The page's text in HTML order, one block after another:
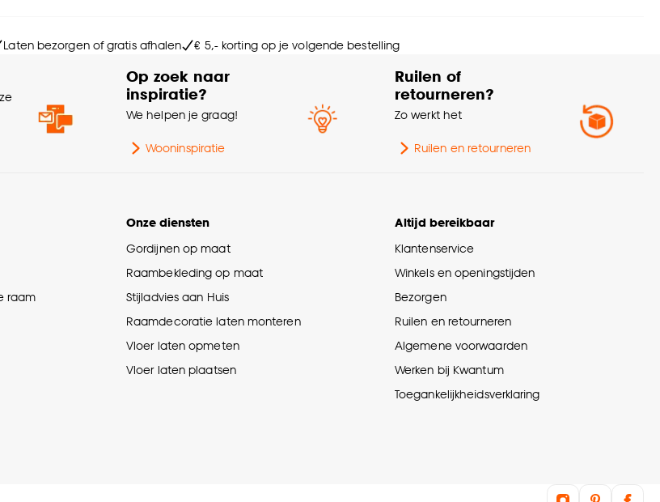
Laten bezorgen of gratis afhalen € 5,- korting op je volgende bestelling
Op zoek naar
inspiratie?
We helpen je graag!
Wooninspiratie
Ruilen of
retourneren?
Zo werkt het
Ruilen en retourneren
raam
Onze diensten
Gordijnen op maat
Raambekleding op maat
Stijladvies aan Huis
Raamdecoratie laten monteren
Vloer laten opmeten
Vloer laten plaatsen
Altijd bereikbaar
Klantenservice
Winkels en openingstijden
Bezorgen
Ruilen en retourneren
Algemene voorwaarden
Werken bij Kwantum
Toegankelijkheidsverklaring